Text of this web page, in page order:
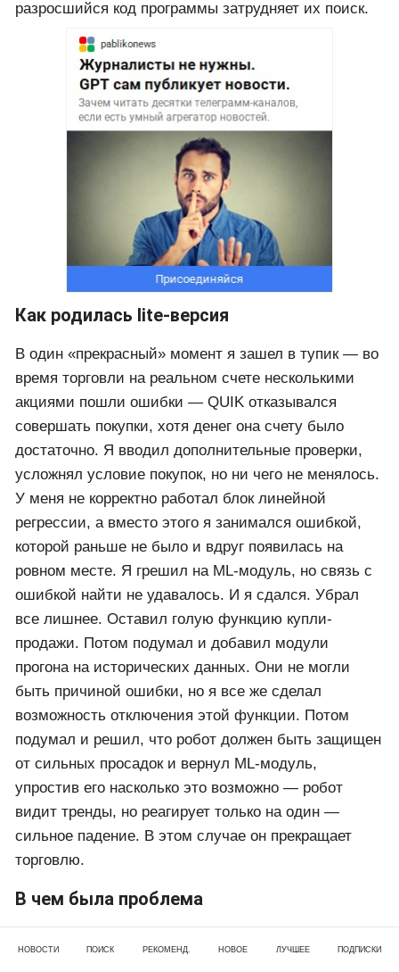
разросшийся код программы затрудняет их поиск.
Как родилась lite-версия
В один «прекрасный» момент я зашел в тупик — во
время торговли на реальном счете несколькими
акциями пошли ошибки — QUIK отказывался
совершать покупки, хотя денег она счету было
достаточно. Я вводил дополнительные проверки,
усложнял условие покупок, но ни чего не менялось.
У меня не корректно работал блок линейной
регрессии, а вместо этого я занимался ошибкой,
которой раньше не было и вдруг появилась на
ровном месте. Я грешил на ML-модуль, но связь с
ошибкой найти не удавалось. И я сдался. Убрал
все лишнее. Оставил голую функцию купли-
продажи. Потом подумал и добавил модули
прогона на исторических данных. Они не могли
быть причиной ошибки, но я все же сделал
возможность отключения этой функции. Потом
подумал и решил, что робот должен быть защищен
от сильных просадок и вернул ML-модуль,
упростив его насколько это возможно — робот
видит тренды, но реагирует только на один —
сильное падение. В этом случае он прекращает
торговлю.
В чем была проблема
НОВОСТИ ПОИСК РЕКОМЕНД. НОВОЕ ЛУЧШЕЕ ПОДПИСКИ